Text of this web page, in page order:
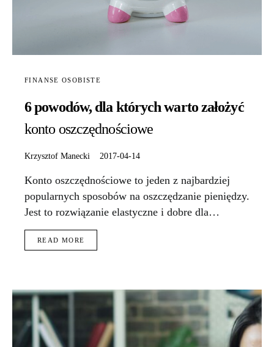
FINANSE OSOBISTE
6 powodów, dla których warto założyć
konto oszczędnościowe
Krzysztof Manecki 2017-04-14
Konto oszczędnościowe to jeden z najbardziej
popularnych sposobów na oszczędzanie pieniędzy.
Jest to rozwiązanie elastyczne i dobre dla…
READ MORE